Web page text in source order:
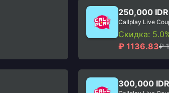
250,000 IDR
Callplay Live
Скидка:
₽ 1136.83₽
300,000 IDR